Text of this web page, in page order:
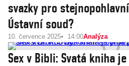
svazky pro
Ústavní soud?
10. července 2025 14:00Analýza
Sex v Bibli: Svatá kniha